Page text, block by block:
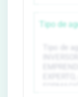
Tipo de